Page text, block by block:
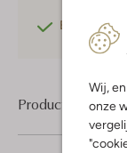
Wij,
onze
Betaal
Product